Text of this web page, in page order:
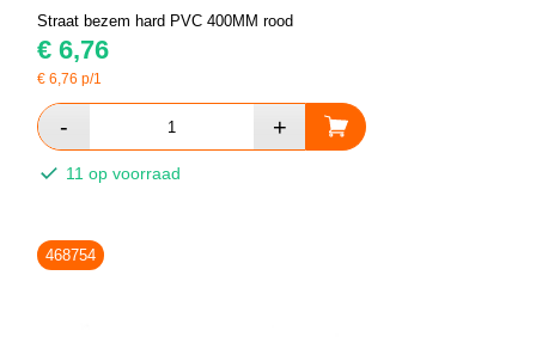
Straat bezem hard PVC 400MM rood
€ 6,76
€6,76 p/1
11 op voorraad
468754